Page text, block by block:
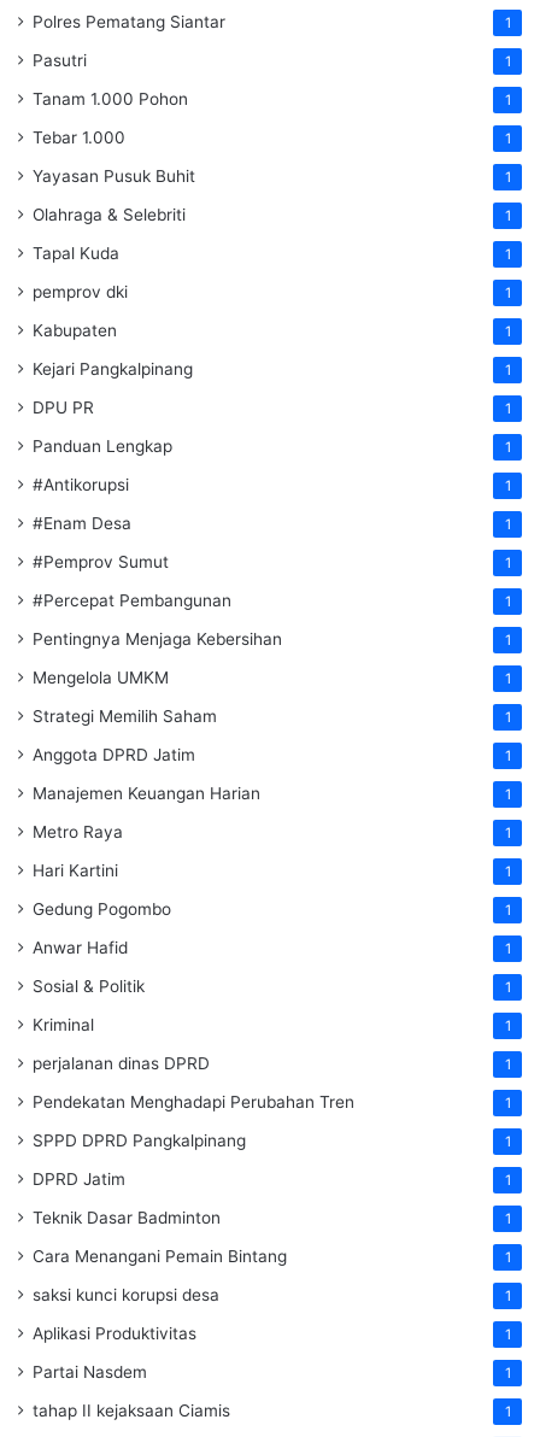
Polres Pematang Siantar 1
Pasutri 1
Tanam 1.000 Pohon 1
Tebar 1.000 1
Yayasan Pusuk Buhit 1
Olahraga & Selebriti 1
Tapal Kuda 1
pemprov dki 1
Kabupaten 1
Kejari Pangkalpinang 1
DPU PR 1
Panduan Lengkap 1
#Antikorupsi 1
#Enam Desa 1
#Pemprov Sumut 1
#Percepat Pembangunan 1
Pentingnya Menjaga Kebersihan 1
Mengelola UMKM 1
Strategi Memilih Saham 1
Anggota DPRD Jatim 1
Manajemen Keuangan Harian 1
Metro Raya 1
Hari Kartini 1
Gedung Pogombo 1
Anwar Hafid 1
Sosial & Politik 1
Kriminal 1
perjalanan dinas DPRD 1
Pendekatan Menghadapi Perubahan Tren 1
SPPD DPRD Pangkalpinang 1
DPRD Jatim 1
Teknik Dasar Badminton 1
Cara Menangani Pemain Bintang 1
saksi kunci korupsi desa 1
Aplikasi Produktivitas 1
Partai Nasdem 1
tahap II kejaksaan Ciamis 1